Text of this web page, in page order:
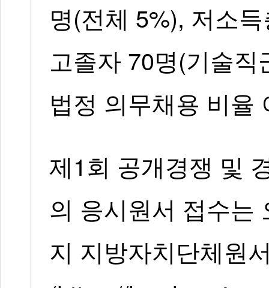
명(전체 5%), 저소
고졸자 70명(기술
법정 의무채용 비율
제1회 공개경쟁 및
의 응시원서 접수는
지 지방자치단체원